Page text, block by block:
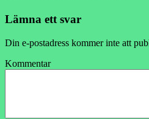
Lämna ett svar
Din e-postadress kommer inte att
Kommentar